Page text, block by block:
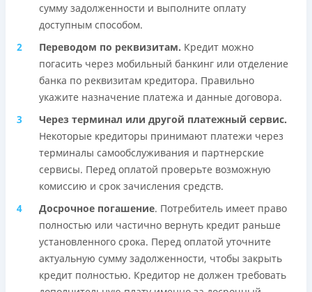
сумму задолженности и выполните оплату
доступным способом.
Переводом по реквизитам. Кредит можно
погасить через мобильный банкинг или отделение
банка по реквизитам кредитора. Правильно
укажите назначение платежа и данные договора.
Через терминал или другой платежный сервис.
Некоторые кредиторы принимают платежи через
терминалы самообслуживания и партнерские
сервисы. Перед оплатой проверьте возможную
комиссию и срок зачисления средств.
Досрочное погашение. Потребитель имеет право
полностью или частично вернуть кредит раньше
установленного срока. Перед оплатой уточните
актуальную сумму задолженности, чтобы закрыть
кредит полностью. Кредитор не должен требовать